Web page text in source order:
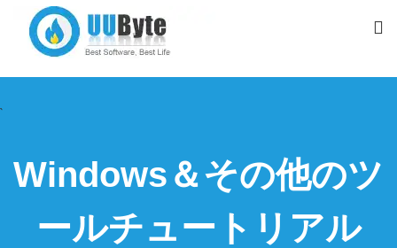
`
Windows＆その他のツ
ールチュートリアル